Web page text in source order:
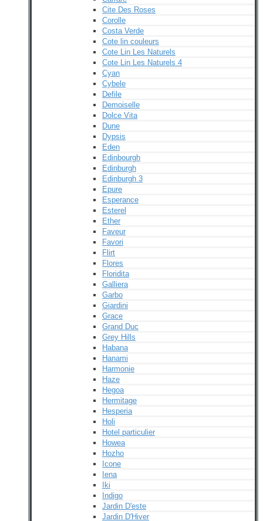
Cite Des Roses
Corolle
Costa Verde
Cote lin couleurs
Cote Lin Les Naturels
Cote Lin Les Naturels 4
Cyan
Cybele
Defile
Demoiselle
Dolce Vita
Dune
Dypsis
Eden
Edinbourgh
Edinburgh
Edinburgh 3
Epure
Esperance
Esterel
Ether
Faveur
Favori
Flirt
Flores
Floridita
Galliera
Garbo
Giardini
Grace
Grand Duc
Grey Hills
Habana
Hanami
Harmonie
Haze
Hegoa
Hermitage
Hesperia
Holi
Hotel particulier
Howea
Hozho
Icone
Iena
Iki
Indigo
Jardin D'este
Jardin D'Hiver